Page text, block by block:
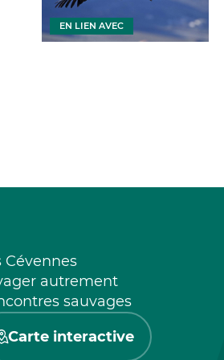
EN LIEN AVEC
Cévennes
autrement
sauvages
Carte interactive